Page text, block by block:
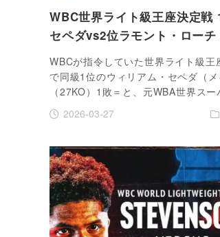
WBC世界ライト級王座決定戦
セペダvs2位ラモント・ロー
WBCが指令していた世界ライト級王
で同級1位のウィリアム・セペダ（
（27KO）1敗＝と、元WBA世界ス
2026-03-27